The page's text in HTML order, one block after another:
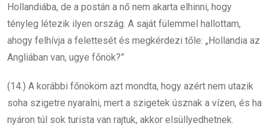
Hollandiába, de a postán a nő nem akarta elhinni, hogy
tényleg létezik ilyen ország. A saját fülemmel hallottam,
ahogy felhívja a felettesét és megkérdezi tőle: „Hollandia az
Angliában van, ugye főnök?”
(14.) A korábbi főnököm azt mondta, hogy azért nem utazik
soha szigetre nyaralni, mert a szigetek úsznak a vízen, és ha
nyáron túl sok turista van rajtuk, akkor elsüllyedhetnek.